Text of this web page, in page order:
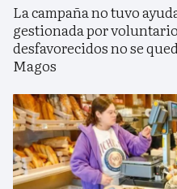
La campaña no tuvo
gestionada por
desfavorecidos no se
Magos